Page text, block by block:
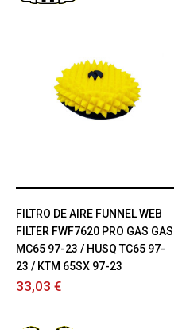
FILTRO DE AIRE FUNNEL WEB
FILTER FWF7620 PRO GAS GAS
MC65 97-23 / HUSQ TC65 97-
23 / KTM 65SX 97-23
33,03 €